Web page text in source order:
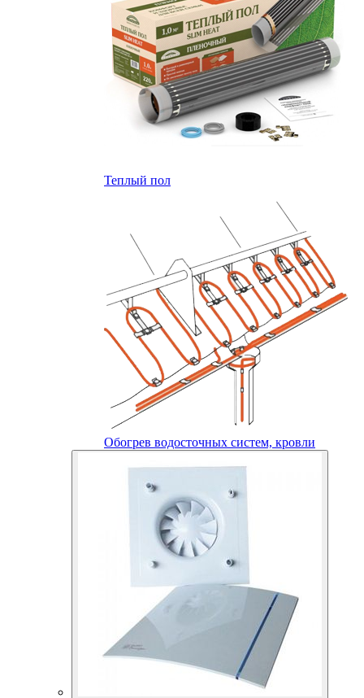
Теплый пол
Обогрев водосточных систем, кровли